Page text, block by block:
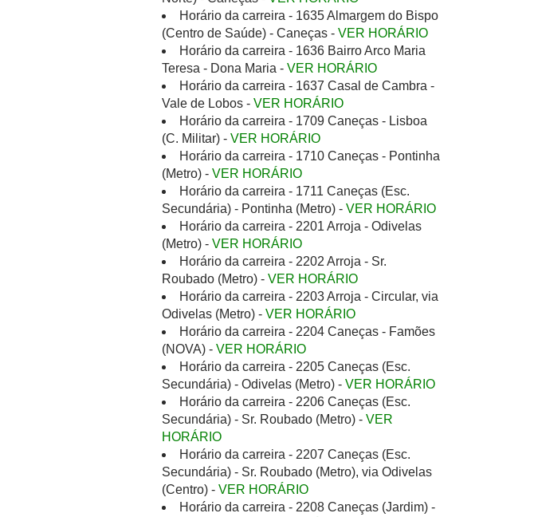
Horário da carreira - 1635 Almargem do Bispo
(Centro de Saúde) - Caneças - VER HORÁRIO
Horário da carreira - 1636 Bairro Arco Maria
Teresa - Dona Maria - VER HORÁRIO
Horário da carreira - 1637 Casal de Cambra -
Vale de Lobos - VER HORÁRIO
Horário da carreira - 1709 Caneças - Lisboa
(C. Militar) - VER HORÁRIO
Horário da carreira - 1710 Caneças - Pontinha
(Metro) - VER HORÁRIO
Horário da carreira - 1711 Caneças (Esc.
Secundária) - Pontinha (Metro) - VER HORÁRIO
Horário da carreira - 2201 Arroja - Odivelas
(Metro) - VER HORÁRIO
Horário da carreira - 2202 Arroja - Sr.
Roubado (Metro) - VER HORÁRIO
Horário da carreira - 2203 Arroja - Circular, via
Odivelas (Metro) - VER HORÁRIO
Horário da carreira - 2204 Caneças - Famões
(NOVA) - VER HORÁRIO
Horário da carreira - 2205 Caneças (Esc.
Secundária) - Odivelas (Metro) - VER HORÁRIO
Horário da carreira - 2206 Caneças (Esc.
Secundária) - Sr. Roubado (Metro) - VER
HORÁRIO
Horário da carreira - 2207 Caneças (Esc.
Secundária) - Sr. Roubado (Metro), via Odivelas
(Centro) - VER HORÁRIO
Horário da carreira - 2208 Caneças (Jardim) -